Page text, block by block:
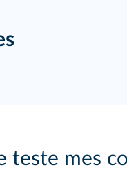
teste mes